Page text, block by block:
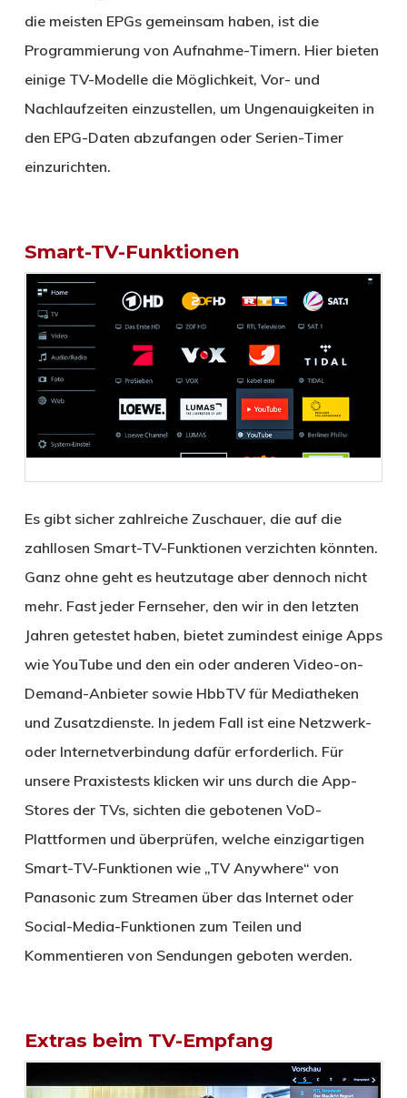
die meisten EPGs gemeinsam haben, ist die
Programmierung von Aufnahme-Timern. Hier bieten
einige TV-Modelle die Möglichkeit, Vor- und
Nachlaufzeiten einzustellen, um Ungenauigkeiten in
den EPG-Daten abzufangen oder Serien-Timer
einzurichten.
Smart-TV-Funktionen
Es gibt sicher zahlreiche Zuschauer, die auf die
zahllosen Smart-TV-Funktionen verzichten könnten.
Ganz ohne geht es heutzutage aber dennoch nicht
mehr. Fast jeder Fernseher, den wir in den letzten
Jahren getestet haben, bietet zumindest einige Apps
wie YouTube und den ein oder anderen Video-on-
Demand-Anbieter sowie HbbTV für Mediatheken
und Zusatzdienste. In jedem Fall ist eine Netzwerk-
oder Internetverbindung dafür erforderlich. Für
unsere Praxistests klicken wir uns durch die App-
Stores der TVs, sichten die gebotenen VoD-
Plattformen und überprüfen, welche einzigartigen
Smart-TV-Funktionen wie „TV Anywhere“ von
Panasonic zum Streamen über das Internet oder
Social-Media-Funktionen zum Teilen und
Kommentieren von Sendungen geboten werden.
Extras beim TV-Empfang